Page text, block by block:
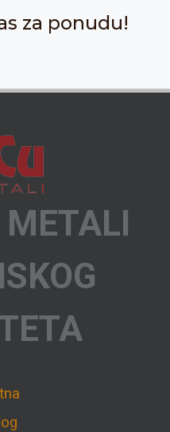
za ponudu!